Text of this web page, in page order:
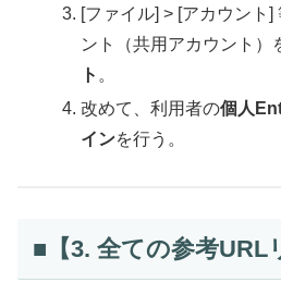
[ファイル] > [アカウント
ント（共用アカウント）
ト 。
改めて、利用者の個人
インを行う。
■【3. 全ての参考URL